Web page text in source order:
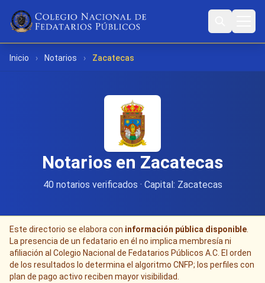
Inicio › Notarios › Zacatecas
Notarios en Zacatecas
40 notarios verificados · Capital: Zacatecas
Este directorio se elabora con información pública disponible
La presencia de un fedatario en él no implica membresía ni
afiliación al Colegio Nacional de Fedatarios Públicos A.C. El orden
de los resultados lo determina el algoritmo CNFP; los perfiles con
plan de pago activo reciben mayor visibilidad.